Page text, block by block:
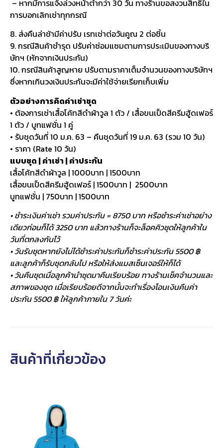
– หากมีการแจ้งล่วงหน้าต่ำกว่า 30 วัน ทางร้านขอสงวนสิทธิ์ใน
การบอกเลิกเช่าทุกกรณี
8. ส่งคืนล่าช้ามีค่าปรับ เรทเช่าต่อวันคูณ 2 ต่อชิ้น
9. กรณีสินค้าชำรุด ปรับค่าซ่อมแซมตามการประเมินของทางบริ
ษัทฯ (หักจากเงินประกัน)
10. กรณีสินค้าสูญหาย ปรับตามราคาเต็มจำนวนของทางบริษัทฯ
ซึ่งหากเกินวงเงินประกันจะมีค่าใช้จ่ายเรียกเก็บเพิ่ม
ตัวอย่างการคิดค่าเช่าชุด
• ต้องการเช่าเสื้อโค้ทสีดำผ้าวูล 1 ตัว / เสื้อขนเป็ดสีครีมฮู้ดเฟอร์
1 ตัว / บูทแฟชั่น 1 คู่
• รับชุดวันที่ 10 ม.ค. 63 – คืนชุดวันที่ 19 ม.ค. 63 (รวม 10 วัน)
• ราคา (Rate 10 วัน)
แบบชุด | ค่าเช่า | ค่าประกัน
เสื้อโค้ทสีดำผ้าวูล | 1000บาท | 1500บาท
เสื้อขนเป็ดสีครีมฮู้ดเฟอร์ | 1500บาท | 2500บาท
บูทแฟชั่น | 750บาท | 1500บาท
• ชำระเงินค่าเช่า รวมค่าประกัน = 8750 บาท หรือชำระค่าเช่าอย่าง
เดียวก่อนก็ได้ 3250 บาท แล้วทางร้านก็จะล็อคคิวชุดให้ลูกค้าใน
วันที่ตกลงกันไว้
• วันรับชุดหากยังไม่ได้ชำระค่าประกันก็ชำระค่าประกัน 5500 ฿
และลูกค้าก็รับชุดกลับไป หรือให้ส่งแมสเซ็นเจอร์ให้ก็ได้
• วันคืนชุดเมื่อลูกค้านำชุดมาคืนเรียบร้อย ทางร้านเช็คจำนวนและ
สภาพของชุด เมื่อเรียบร้อยดีจากนั้นจะทำเรื่องโอนเงินคืนค่า
ประกัน 5500 ฿ ให้ลูกค้าภายใน 7 วันค่ะ
สินค้าที่เกี่ยวข้อง